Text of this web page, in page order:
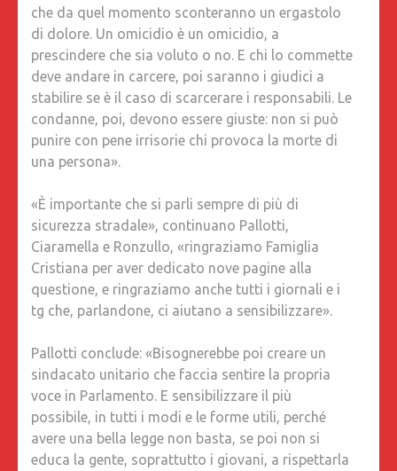
che da quel momento sconteranno un ergastolo
di dolore. Un omicidio è un omicidio, a
prescindere che sia voluto o no. E chi lo commette
deve andare in carcere, poi saranno i giudici a
stabilire se è il caso di scarcerare i responsabili. Le
condanne, poi, devono essere giuste: non si può
punire con pene irrisorie chi provoca la morte di
una persona».
«È importante che si parli sempre di più di
sicurezza stradale», continuano Pallotti,
Ciaramella e Ronzullo, «ringraziamo Famiglia
Cristiana per aver dedicato nove pagine alla
questione, e ringraziamo anche tutti i giornali e i
tg che, parlandone, ci aiutano a sensibilizzare».
Pallotti conclude: «Bisognerebbe poi creare un
sindacato unitario che faccia sentire la propria
voce in Parlamento. E sensibilizzare il più
possibile, in tutti i modi e le forme utili, perché
avere una bella legge non basta, se poi non si
educa la gente, soprattutto i giovani, a rispettarla